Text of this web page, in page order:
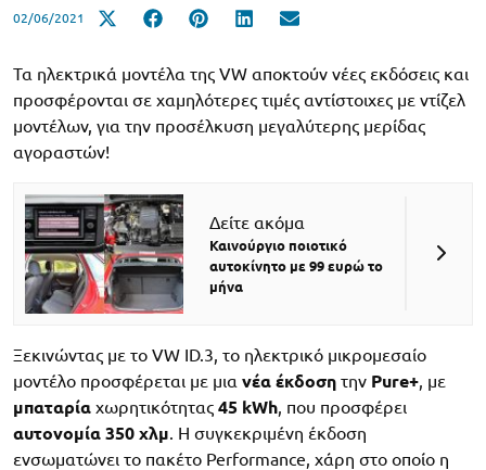
02/06/2021
Τα ηλεκτρικά μοντέλα της VW αποκτούν νέες εκδόσεις και
προσφέρονται σε χαμηλότερες τιμές αντίστοιχες με ντίζελ
μοντέλων, για την προσέλκυση μεγαλύτερης μερίδας
αγοραστών!
Δείτε ακόμα
Καινούργιο ποιοτικό
αυτοκίνητο με 99 ευρώ το
μήνα
Ξεκινώντας με το VW ID.3, το ηλεκτρικό μικρομεσαίο
μοντέλο προσφέρεται με μια νέα έκδοση την Pure+ , με
μπαταρία χωρητικότητας 45 kWh , που προσφέρει
αυτονομία 350 χλμ . Η συγκεκριμένη έκδοση
ενσωματώνει το πακέτο Performance, χάρη στο οποίο η